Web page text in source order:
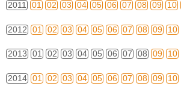
2011 01 02 03 04 05 06 07 08 09 10
2012 01 02 03 04 05 06 07 08 09 10
2013 01 02 03 04 05 06 07 08 09 10
2014 01 02 03 04 05 06 07 08 09 10